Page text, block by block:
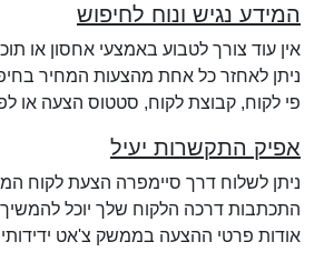
המידע נגיש ונוח לחיפוש
אין עוד צורך לטבוע באמצעי אחסון או
ניתן לאחזר כל אחת מהצעות המחיר
פי לקוח, קבוצת לקוח, סטטוס הצעה או
אפיק התקשרות יעיל
ניתן לשלוח דרך סיימפרה הצעת לקוח
התכתבות דרכה הלקוח שלך יוכל להמשיך
אודות פרטי ההצעה בממשק צ'אט